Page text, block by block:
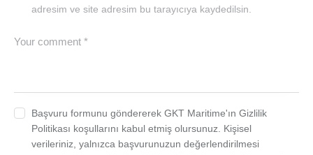
adresim ve site adresim bu tarayıcıya kaydedilsin.
Başvuru formunu göndererek GKT Maritime'ın Gizlilik
Politikası koşullarını kabul etmiş olursunuz. Kişisel
verileriniz, yalnızca başvurunuzun değerlendirilmesi